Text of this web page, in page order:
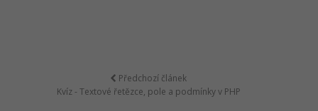
Předchozí článek
Kvíz - Textové řetězce, pole a podmínky v PHP